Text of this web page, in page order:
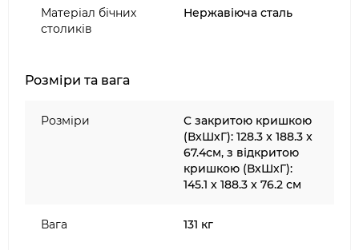
Матеріал бічних
столиків
Нержавіюча сталь
Розміри та вага
Розміри
C закритою кришкою
(ВхШхГ): 128.3 x 188.3 x
67.4см, з відкритою
кришкою (ВхШхГ):
145.1 x 188.3 x 76.2 см
Вага 131 кг